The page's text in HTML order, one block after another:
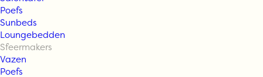
Poefs
Sunbeds
Loungebedden
Sfeermakers
Vazen
Poefs